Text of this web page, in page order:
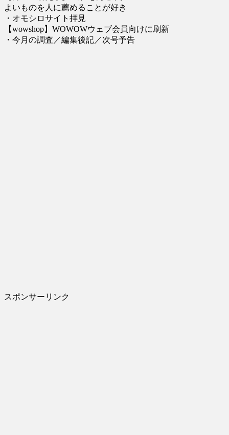
よいものを人に薦めることが好き
・オモシロサイト拝見
【wowshop】WOWOWウェブ会員向けに刷新
・今月の調査／編集後記／次号予告
スポンサーリンク